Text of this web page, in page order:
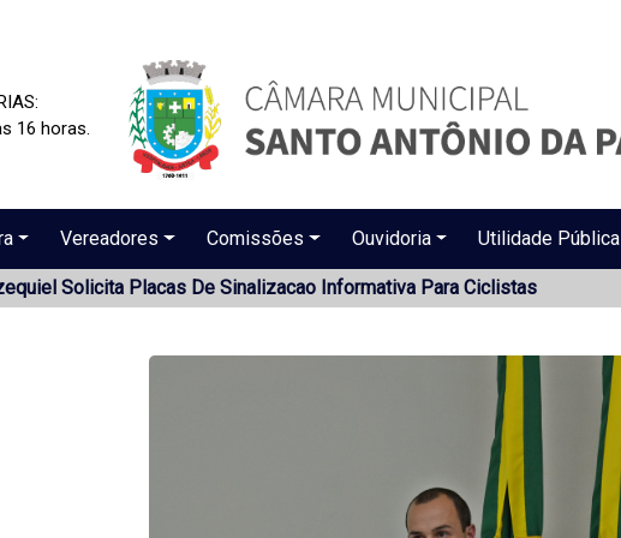
Aberta
16 horas.
Vereadores Comissões Ouvidoria Utilidade Pública
Solicita Placas De Sinalizacao Informativa Para Ciclistas